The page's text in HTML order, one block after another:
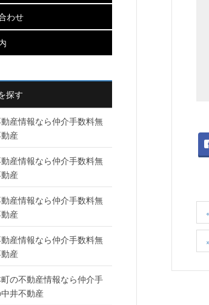
わせ
探す
産情報なら仲介手数料無
産
産情報なら仲介手数料無
産
産情報なら仲介手数料無
産
産情報なら仲介手数料無
産
の不動産情報なら仲介手
井不動産